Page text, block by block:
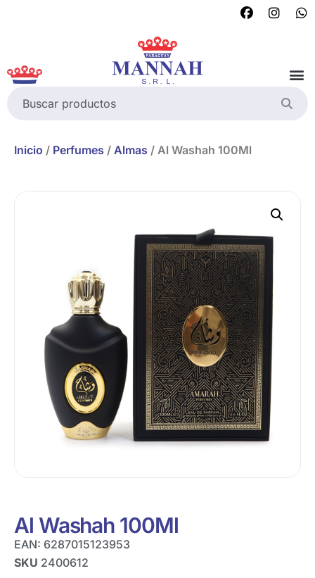
Inicio / Perfumes / Almas / Al Washah 100Ml
Al Washah 100Ml
EAN: 6287015123953
SKU 2400612